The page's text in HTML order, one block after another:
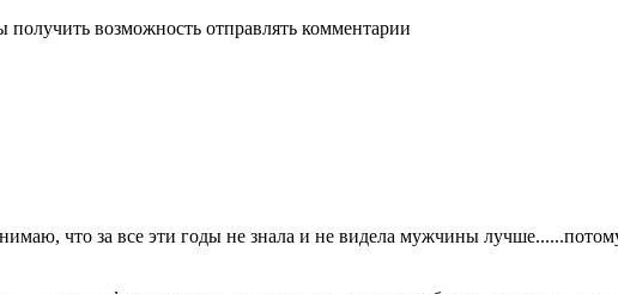
получить возможность отправлять комментарии
что за все эти годы не знала и не видела мужчины